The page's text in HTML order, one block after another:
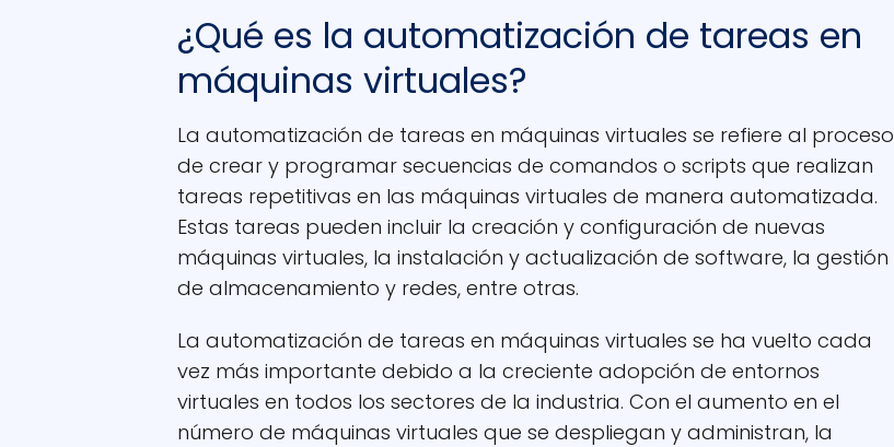
¿Qué es la automatización de tareas en
máquinas virtuales?
La automatización de tareas en máquinas virtuales se refiere al proceso
de crear y programar secuencias de comandos o scripts que realizan
tareas repetitivas en las máquinas virtuales de manera automatizada.
Estas tareas pueden incluir la creación y configuración de nuevas
máquinas virtuales, la instalación y actualización de software, la gestión
de almacenamiento y redes, entre otras.
La automatización de tareas en máquinas virtuales se ha vuelto cada
vez más importante debido a la creciente adopción de entornos
virtuales en todos los sectores de la industria. Con el aumento en el
número de máquinas virtuales que se despliegan y administran, la